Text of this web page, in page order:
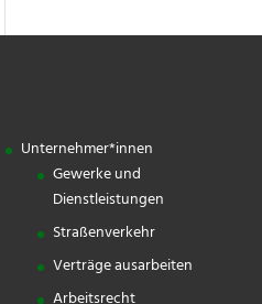
Unternehmer*innen
Gewerke und
Dienstleistungen
Straßenverkehr
Verträge ausarbeiten